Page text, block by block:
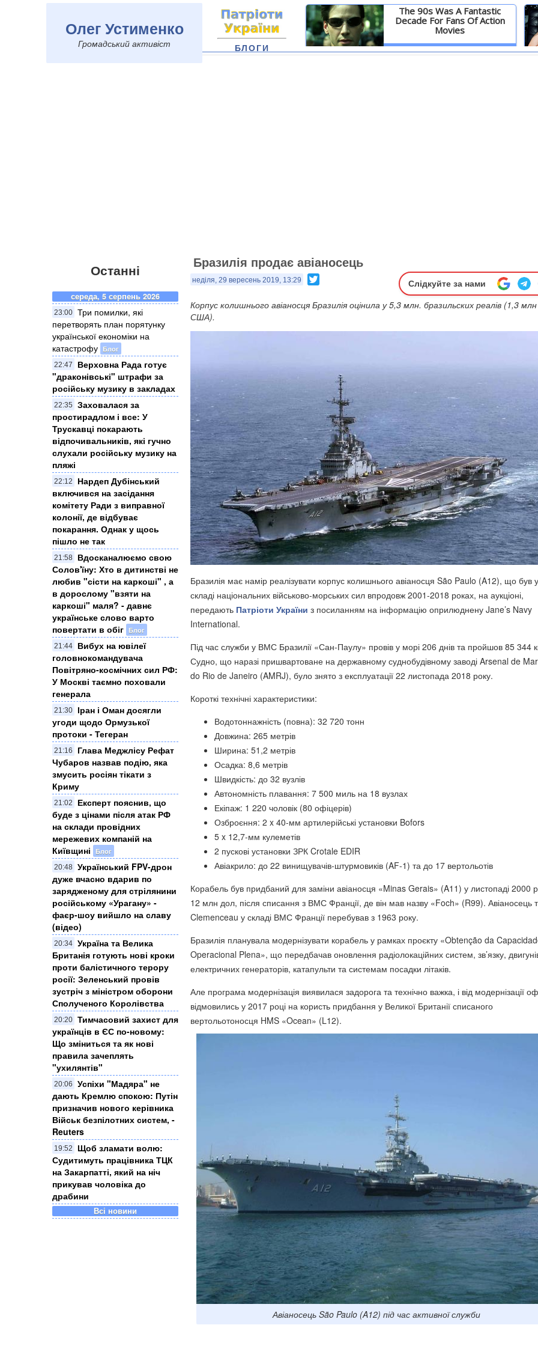
Олег Устименко
Громадський активіст
The 90s Was A Fantastic
Decade For Fans Of Action
Movies
Детальніше
БЛОГИ
Останні
середа, 5 серпень 2026
23:00 Три помилки, які
перетворять план порятунку
української економіки на
катастрофу Блог
22:47
Верховна Рада готує
"драконівські" штрафи за
російську музику в закладах
22:35
Заховалася за
простирадлом і все: У
Трускавці покарають
відпочивальників, які гучно
слухали російську музику на
пляжі
22:12
Нардеп Дубінський
включився на засідання
комітету Ради з виправної
колонії, де відбуває
покарання. Однак у щось
пішло не так
21:58
Вдосканалюємо свою
Солов'їну: Хто в дитинстві не
любив "сісти на каркоші" , а
в дорослому "взяти на
каркоші" маля? - давнє
українське слово варто
повертати в обіг Блог
21:44
Вибух на ювілеї
головнокомандувача
Повітряно-космічних сил РФ:
У Москві таємно поховали
генерала
21:30
Іран і Оман досягли
угоди щодо Ормузької
протоки - Тегеран
21:16
Глава Меджлісу Рефат
Чубаров назвав подію, яка
змусить росіян тікати з
Криму
21:02
Експерт пояснив, що
буде з цінами після атак РФ
на склади провідних
мережевих компаній на
Київщині
Блог
20:48 Український FPV-дрон
дуже вчасно вдарив по
зарядженому для стрілянини
російському «Урагану» -
фаєр-шоу вийшло на славу
(відео)
20:34 Україна та Велика
Британія готують нові кроки
проти балістичного терору
росії: Зеленський провів
зустріч з міністром оборони
Сполученого Королівства
20:20 Тимчасовий захист для
українців в ЄС по-новому:
Що зміниться та як нові
правила зачеплять
"ухилянтів"
20:06
Успіхи "Мадяра" не
дають Кремлю спокою: Путін
призначив нового керівника
Військ безпілотних систем, -
Reuters
19:52
Щоб зламати волю:
Судитимуть працівника ТЦК
на Закарпатті, який на ніч
прикував чоловіка до
драбини
Всі новини
Бразилія продає авіаносець
неділя, 29 вересень 2019, 13:29 Слідкуйте за нами
Корпус колишнього авіаносця Бразилія оцінила у 5,3 млн. бразильских реалів (1,3
США).
Бразилія має намір реалізувати корпус колишнього авіаносця São Paulo (A12), що був у
складі національних військово-морських сил впродовж 2001-2018 роках, на аукціоні,
передають Патріоти України з посиланням на інформацію оприлюднену Jane’s Navy
International.
Під час служби у ВМС Бразилії «Сан-Паулу» провів у морі 206 днів та пройшов 85 344
Судно, що наразі пришвартоване на державному суднобудівному заводі Arsenal de
do Rio de Janeiro (AMRJ), було знято з експлуатації 22 листопада 2018 року.
Короткі технічні характеристики:
Водотоннажність (повна): 32 720 тонн
Довжина: 265 метрів
Ширина: 51,2 метрів
Осадка: 8,6 метрів
Швидкість: до 32 вузлів
Автономність плавання: 7 500 миль на 18 вузлах
Екіпаж: 1 220 чоловік (80 офіцерів)
Озброєння: 2 x 40-мм артилерійські установки Bofors
5 x 12,7-мм кулеметів
2 пускові установки ЗРК Crotale EDIR
Авіакрило: до 22 винищувачів-штурмовиків (AF-1) та до 17 вертольотів
Корабель був придбаний для заміни авіаносця «Minas Gerais» (A11) у листопаді 2000
12 млн дол, після списання з ВМС Франції, де він мав назву «Foch» (R99). Авіаносець
Clemenceau у складі ВМС Франції перебував з 1963 року.
Бразилія планувала модернізувати корабель у рамках проєкту «Obtenção da
Operacional Plena», що передбачав оновлення радіолокаційних систем, зв’язку,
електричних генераторів, катапульти та системам посадки літаків.
Але програма модернізація виявилася задорога та технічно важка, і від модернізації
відмовились у 2017 році на користь придбання у Великої Британії списаного
вертольотоносця HMS «Ocean» (L12).
Авіаносець São Paulo (A12) під час активної служби